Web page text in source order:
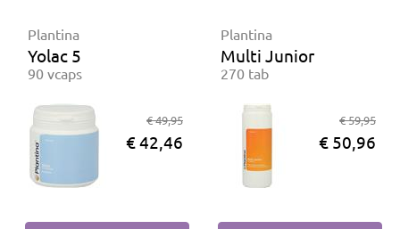
Plantina
Yolac 5
90 vcaps
€ 49,95
€ 42,46
Plantina
Multi Junior
270 tab
€ 59,95
€ 50,96